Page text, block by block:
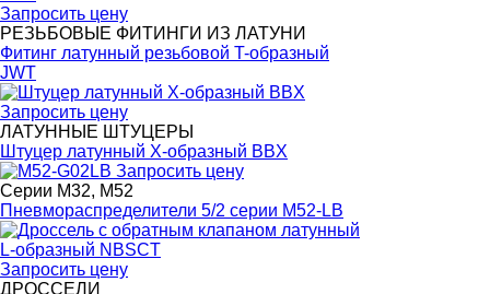
Запросить цену
РЕЗЬБОВЫЕ ФИТИНГИ ИЗ ЛАТУНИ
Фитинг латунный резьбовой T-образный
JWT
Запросить цену
ЛАТУННЫЕ ШТУЦЕРЫ
Штуцер латунный X-образный BBX
Запросить цену
Серии M32, M52
Пневмораспределители 5/2 серии M52-LB
Запросить цену
ДРОССЕЛИ